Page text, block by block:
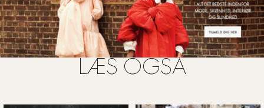
LÆS OGSÅ